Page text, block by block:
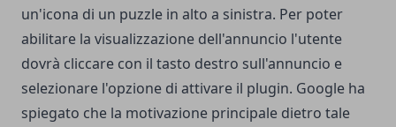
un'icona di un puzzle in alto a sinistra. Per poter
abilitare la visualizzazione dell'annuncio l'utente
dovrà cliccare con il tasto destro sull'annuncio e
selezionare l'opzione di attivare il plugin. Google ha
spiegato che la motivazione principale dietro tale